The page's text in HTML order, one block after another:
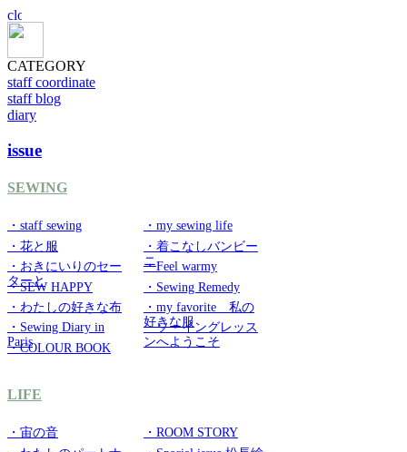
CATEGORY
staff coordinate
staff blog
diary
issue
SEWING
・staff sewing
・my sewing life
・花と服
・着こなしバンビー
ニ
・おきにいりのセー
ターと
・Feel warmy
・SEW HAPPY
・Sewing Remedy
・わたしの好きな布
・my favorite 私の
好きな服
・Sewing Diary in
Paris
・ソーイングレッス
ンへようこそ
・COLOUR BOOK
LIFE
・宙の音
・ROOM STORY